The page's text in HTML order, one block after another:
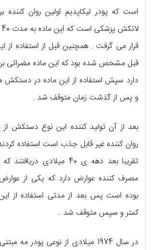
است که پودر لیکاپدیم اولین روان
قرار می گرفت . همچنین قبل از استفاده
قبل مشخص شده بود که این ماده مضراتی
دارد سپش استفاده از این ماده در
و پس از گذشت زمان متوقف شد .
بعد از آن تولید کننده این نوع دستکش از
روان کننده غیر قابل جذب است استفاده
تقریبا بعد دهه ی 40 میلادی
مصرف کننده عوارض دارد که یکی از
بوده است پس بعد از مدتی استفاده از این
کمتر و سپس متوقف شد .
در سال 1974 میلادی از نوعی پودر مه